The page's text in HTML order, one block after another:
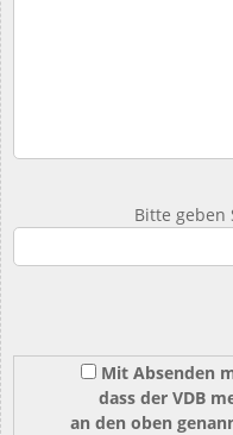
Bitte geben
Mit Absenden
dass der VDB
an den oben